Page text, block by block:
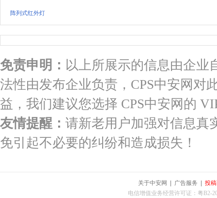
阵列式红外灯
免责申明： 以上所展示的信息由企业
法性由发布企业负责，CPS中安网对
益，我们建议您选择 CPS中安网的
友情提醒： 请新老用户加强对信息真
免引起不必要的纠纷和造成损失！
关于中安网 | 广告服务 | 投
电信增值业务经营许可证：粤